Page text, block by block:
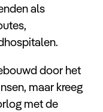
als
door het
maar kreeg
met de